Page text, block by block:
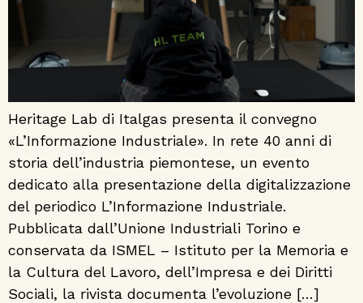
Heritage Lab di Italgas presenta il convegno
«L’Informazione Industriale». In rete 40 anni di
storia dell’industria piemontese, un evento
dedicato alla presentazione della digitalizzazione
del periodico L’Informazione Industriale.
Pubblicata dall’Unione Industriali Torino e
conservata da ISMEL – Istituto per la Memoria e
la Cultura del Lavoro, dell’Impresa e dei Diritti
Sociali, la rivista documenta l’evoluzione […]